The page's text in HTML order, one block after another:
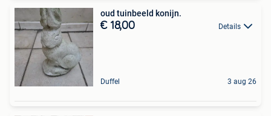
oud tuinbeeld konijn.
€ 18,00 Details
Duffel 3 aug 26